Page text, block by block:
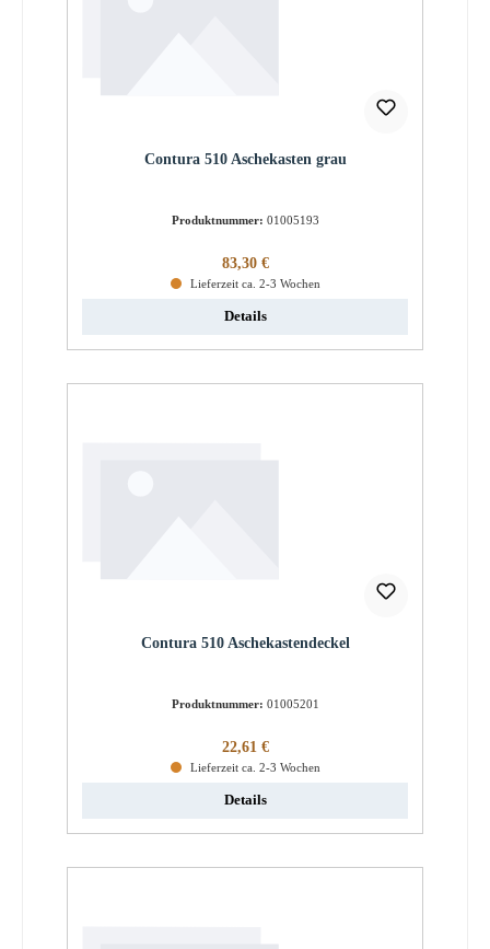
Contura 510 Aschekasten grau
Produktnummer: 01005193
Regulärer Preis:
83,30 €
Lieferzeit ca. 2-3 Wochen
Details
Contura 510 Aschekastendeckel
Produktnummer: 01005201
Regulärer Preis:
22,61 €
Lieferzeit ca. 2-3 Wochen
Details